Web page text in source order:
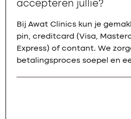
accepteren jullie?
Bij Awat Clinics kun je
pin, creditcard (Visa,
Express) of contant. We
betalingsproces soepel en